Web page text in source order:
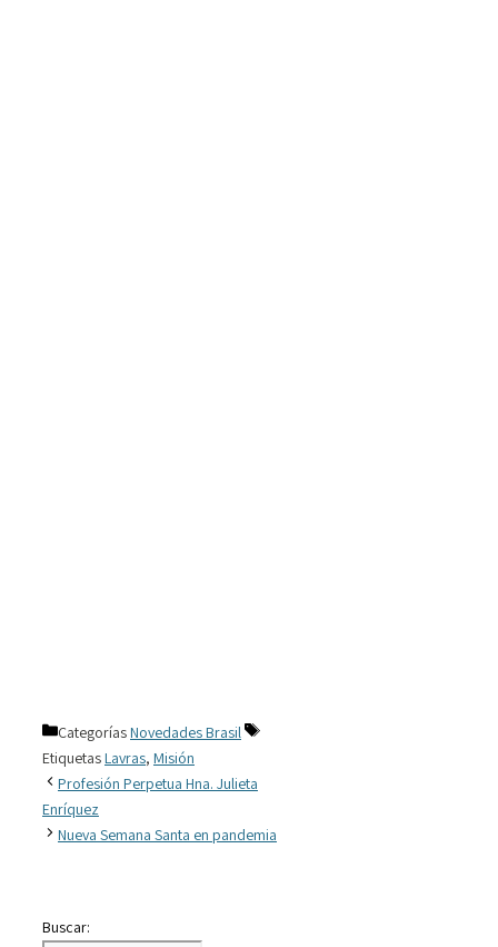
CategoríasNovedades Brasil
EtiquetasLavras, Misión
Profesión Perpetua Hna. Julieta
Enríquez
Nueva Semana Santa en pandemia
Buscar: